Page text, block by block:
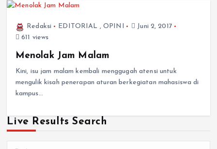
Redaksi EDITORIAL ,OPINI
Juni 2, 2017
611 views
Menolak Jam Malam
Kini, isu jam malam kembali menggugah atensi untuk
mengulik kisah penerapan aturan berkegiatan mahasiswa di
kampus…
Live Results Search